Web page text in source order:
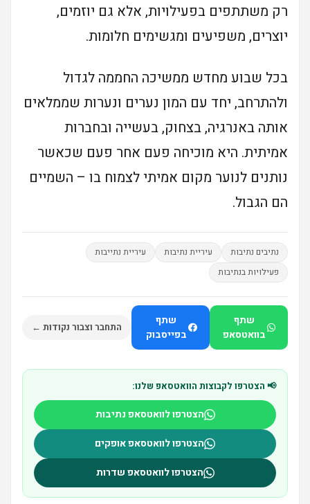
רק משתתפים בפעילויות, אלא גם יוזמים,
יוצרים, משפיעים ומגשימים חלומות.
בכל שבוע מחדש ממשיכה החממה לגדול
ולהתרחב, יחד עם המון נערים ונערות שממלאים
אותה באנרגיה, בצחוק, בעשייה ובחברות
אמיתית. היא מוכיחה פעם אחר פעם שכאשר
נותנים לנוער מקום אמיתי לצמוח בו – השמיים
הם הגבול.
נתיבים נתיבות עיריית נתיבות
עיריית נתייבות
פעילויות בנתיבות
שתף
בוואטסאפ
שתף
בפייסבוק
התחבר וצבור נקודות ←
📢 הצטרפו לקבוצות הוואטסאפ שלנו:
הצטרפו לוואטסאפ נתיבות
הצטרפו לוואטסאפ אופקים
הצטרפו לוואטסאפ שדרות